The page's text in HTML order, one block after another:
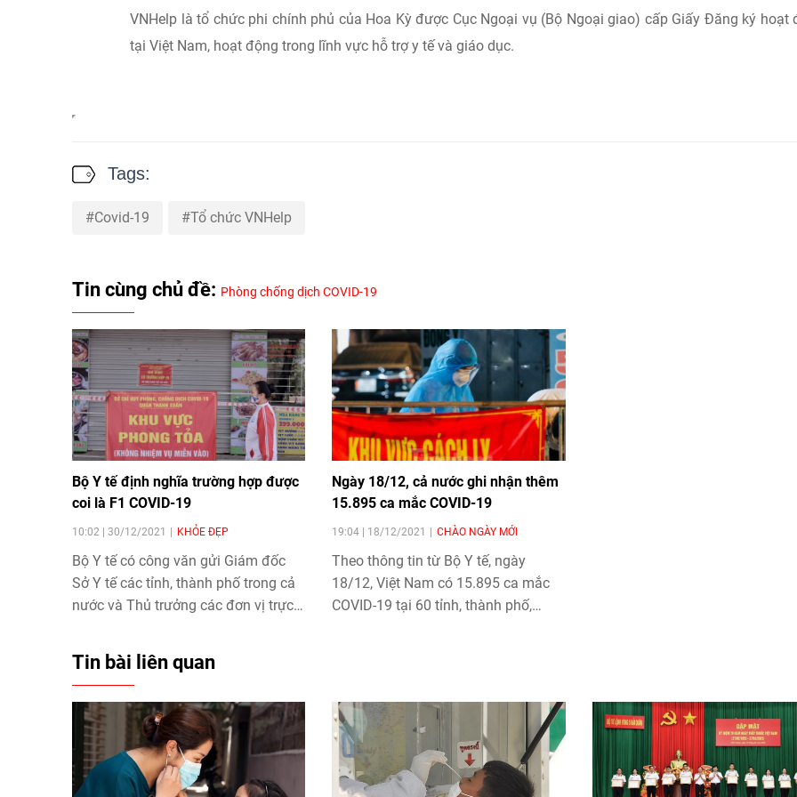
VNHelp là tổ chức phi chính phủ của Hoa Kỳ được Cục Ngoại vụ (Bộ Ngoại giao) cấp Giấy Đăng ký hoạt
tại Việt Nam, hoạt động trong lĩnh vực hỗ trợ y tế và giáo dục.
Tags:
Covid-19 Tổ chức VNHelp
Tin cùng chủ đề: Phòng chống dịch COVID-19
Bộ Y tế định nghĩa trường hợp được
coi là F1 COVID-19
10:02 | 30/12/2021 KHỎE ĐẸP
Bộ Y tế có công văn gửi Giám đốc
Sở Y tế các tỉnh, thành phố trong cả
nước và Thủ trưởng các đơn vị trực
có định nghĩa lại các trường hợp
Ngày 18/12, cả nước ghi nhận thêm
15.895 ca mắc COVID-19
19:04 | 18/12/2021 CHÀO NGÀY MỚI
Theo thông tin từ Bộ Y tế, ngày
18/12, Việt Nam có 15.895 ca mắc
COVID-19 tại 60 tỉnh, thành phố,
Tin bài liên quan